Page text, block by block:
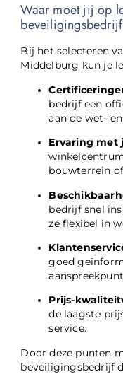
Waar moet jij op
Bij het selecteren
Middelburg kun je
bedrijf een
aan de wet-
Ervaring met
bouwterrein
bedrijf snel
ze flexibel in
goed
Prijs-
de laagste
service.
Door deze punten
beveiligingsbedrijf